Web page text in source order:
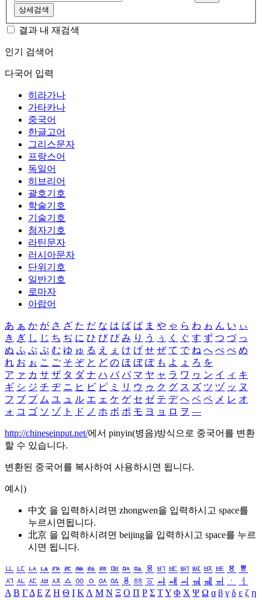
상세검색
결과 내 재검색
인기 검색어
다국어 입력
히라가나
가타카나
중국어
한글고어
그리스문자
프랑스어
독일어
히브리어
괄호기호
학술기호
기술기호
첨자기호
라틴문자
러시아문자
단위기호
일반기호
로마자
아랍어
あ ぁ か が さ ざ た だ な は ば ぱ ま や ゃ ら わ ゎ ん い ぃ
き ぎ し じ ち ぢ に ひ び ぴ み り う ぅ く ぐ す ず つ づ っ
ぬ ふ ぶ ぷ む ゆ ゅ る え ぇ け げ せ ぜ て で ね へ べ ぺ め
れ お ぉ こ ご そ ぞ と ど の ほ ぼ ぽ も よ ょ ろ を
ア ァ カ サ ザ タ ダ ナ ハ バ パ マ ヤ ャ ラ ワ ヮ ン イ ィ キ
ギ シ ジ チ ヂ ニ ヒ ビ ピ ミ リ ウ ゥ ク グ ス ズ ツ ヅ ッ ヌ
フ ブ プ ム ユ ュ ル エ ェ ケ ゲ セ ゼ テ デ ヘ ベ ペ メ レ オ
ォ コ ゴ ソ ゾ ト ド ノ ホ ボ ポ モ ヨ ョ ロ ヲ ―
http://chineseinput.net/에서 pinyin(병음)방식으로 중국어를 변환
할 수 있습니다.
변환된 중국어를 복사하여 사용하시면 됩니다.
예시)
中文 을 입력하시려면 zhongwen을 입력하시고 space를
누르시면됩니다.
北京 을 입력하시려면 beijing을 입력하시고 space를 누르
시면 됩니다.
ㅥ ㅦ ㅧ ㅨ ㅩ ㅪ ㅫ ㅬ ㅭ ㅮ ㅯ ㅰ ㅱ ㅲ ㅳ ㅴ ㅵ ㅶ ㅷ ㅸ
ㅹ
ㅺ ㅻ ㅼ ㅽ ㅾ ㅿ ㆀ ㆁ ㆂ ㆃ ㆄ ㆅ ㆆ ㆇ ㆈ ㆉ ㆊ ㆋ ㆌ ㆍ
ㆎ
Α Β ΓΔ Ε Ζ Η Θ Ι ΚΛ Μ Ν Ξ Ο Π Ρ Σ ΤΥ Φ Χ Ψ Ω α β γ δ ε ζ η